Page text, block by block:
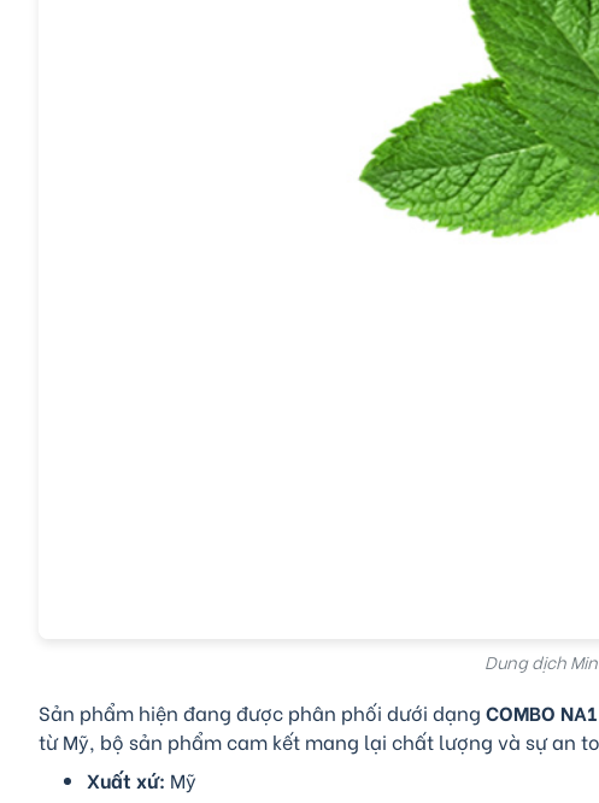
Dung dịch
Sản phẩm hiện đang được phân phối dưới dạng COMBO NA1
từ Mỹ, bộ sản phẩm cam kết mang lại chất lượng và sự an
Xuất xứ: Mỹ